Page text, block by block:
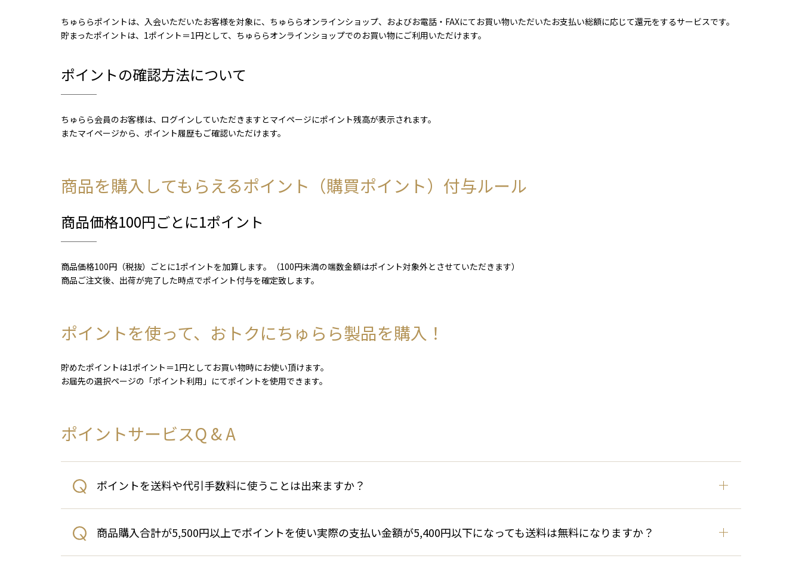
ちゅららポイントは、入会いただいたお客様を対象に、ちゅららオンラインショップ、およびお電話・FAXにてお買い物いただいたお支払い総額に応じて還元をするサービスです。
貯まったポイントは、1ポイント＝1円として、ちゅららオンラインショップでのお買い物にご利用いただけます。
ポイントの確認方法について
ちゅらら会員のお客様は、ログインしていただきますとマイページにポイント残高が表示されます。
またマイページから、ポイント履歴もご確認いただけます。
商品を購入してもらえるポイント（購買ポイント）付与ルール
商品価格100円ごとに1ポイント
商品価格100円（税抜）ごとに1ポイントを加算します。（100円未満の端数金額はポイント対象外とさせていただきます）
商品ご注文後、出荷が完了した時点でポイント付与を確定致します。
ポイントを使って、おトクにちゅらら製品を購入！
貯めたポイントは1ポイント＝1円としてお買い物時にお使い頂けます。
お届先の選択ページの「ポイント利用」にてポイントを使用できます。
ポイントサービスQ & A
ポイントを送料や代引手数料に使うことは出来ますか？
商品購入合計が5,500円以上でポイントを使い実際の支払い金額が5,400円以下になっても送料は無料になりますか？